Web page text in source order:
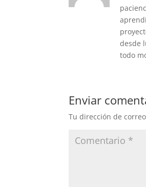
desde
todo
Enviar
Tu dirección de